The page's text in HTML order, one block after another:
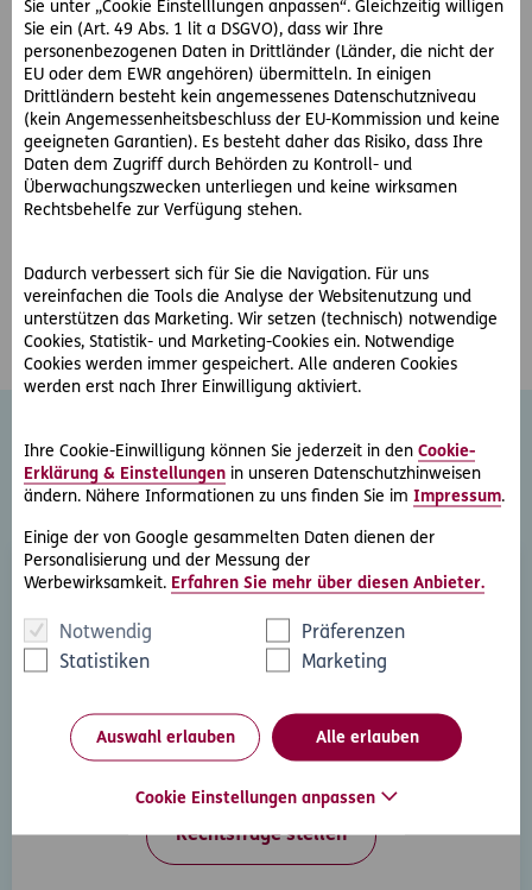
Sie unter „Cookie Einstelllungen anpassen“. Gleichzeitig willigen
Sie ein (Art. 49 Abs. 1 lit a DSGVO), dass wir Ihre
personenbezogenen Daten in Drittländer (Länder, die nicht der
EU oder dem EWR angehören) übermitteln. In einigen
Drittländern besteht kein angemessenes Datenschutzniveau
(kein Angemessenheitsbeschluss der EU-Kommission und keine
geeigneten Garantien). Es besteht daher das Risiko, dass Ihre
Daten dem Zugriff durch Behörden zu Kontroll- und
Überwachungszwecken unterliegen und keine wirksamen
Rechtsbehelfe zur Verfügung stehen.
Dadurch verbessert sich für Sie die Navigation. Für uns
vereinfachen die Tools die Analyse der Websitenutzung und
unterstützen das Marketing. Wir setzen (technisch) notwendige
Cookies, Statistik- und Marketing-Cookies ein. Notwendige
Cookies werden immer gespeichert. Alle anderen Cookies
werden erst nach Ihrer Einwilligung aktiviert.
Ihre Cookie-Einwilligung können Sie jederzeit in den Cookie-
Erklärung & Einstellungen in unseren Datenschutzhinweisen
ändern. Nähere Informationen zu uns finden Sie im Impressum.
Einige der von Google gesammelten Daten dienen der
Personalisierung und der Messung der
Werbewirksamkeit. Erfahren Sie mehr über diesen Anbieter.
Notwendig
Präferenzen
Statistiken
Marketing
Auswahl erlauben Alle erlauben
Cookie Einstellungen anpassen
Öffnungszeiten & Sprechstelle
Kanzlei Ebensee:
Mo.- Do. 8.00 – 12.00 Uhr und 13.00 – 17.00 Uhr
Fr. 08.00 – 12.00 Uhr
Außerhalb der Öffnungszeiten Termine nach Vereinbarung
im Technologiezentrum Inneres Salzkammergut Bad Ischl
Weitere Rechtsschutz-
Rechtsberatung
Sie haben ein rechtliche Frage? Unsere Rechtsexperten
Rechtsfrage stellen